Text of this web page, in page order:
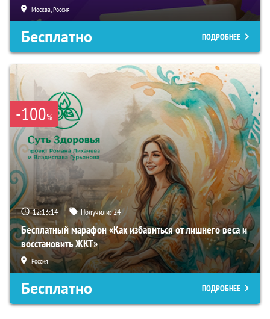
Москва, Россия
Бесплатно ПОДРОБНЕЕ
-100%
12:13:13 Получили:24
Бесплатный марафон «Как избавиться от лишнего веса и
восстановить ЖКТ»
Россия
Бесплатно ПОДРОБНЕЕ